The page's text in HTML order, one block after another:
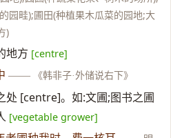
园畦);圃田(种植果木瓜菜的园地;大
)
地方 [centre]
—— 《韩非子·外储说右下》
处 [centre]。如:文圃;图书之圃
[vegetable grower]